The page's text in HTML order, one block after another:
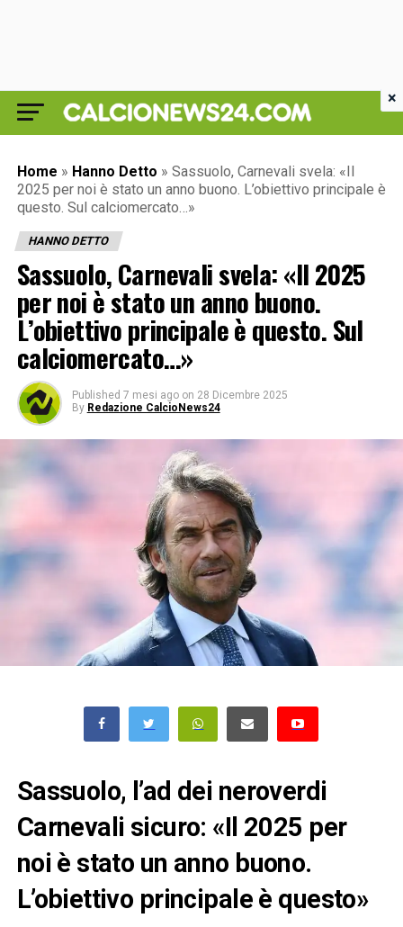
Home » Hanno Detto » Sassuolo, Carnevali svela: «Il
2025 per noi è stato un anno buono. L’obiettivo principale è
questo. Sul calciomercato…»
HANNO DETTO
Sassuolo, Carnevali svela: «Il 2025
per noi è stato un anno buono.
L’obiettivo principale è questo. Sul
calciomercato…»
Published 7 mesi ago on 28 Dicembre 2025
By Redazione CalcioNews24
Sassuolo, l’ad dei neroverdi
Carnevali sicuro: «Il 2025 per
noi è stato un anno buono.
L’obiettivo principale è questo»
×